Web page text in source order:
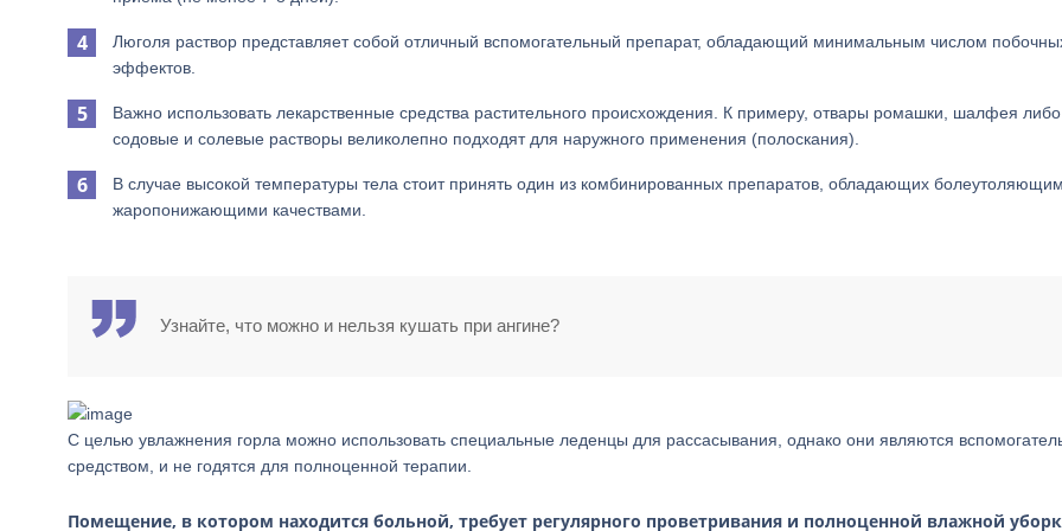
Люголя раствор представляет собой отличный вспомогательный препарат, обладающий минимальным числом
эффектов.
Важно использовать лекарственные средства растительного происхождения. К примеру, отвары ромашки, шалфея либо
содовые и солевые растворы великолепно подходят для наружного применения (полоскания).
В случае высокой температуры тела стоит принять один из комбинированных препаратов, обладающих
жаропонижающими качествами.
Узнайте, что можно и нельзя кушать при ангине?
С целью увлажнения горла можно использовать специальные леденцы для рассасывания, однако они являются
средством, и не годятся для полноценной терапии.
Помещение, в котором находится больной, требует регулярного проветривания и полноценной влажной